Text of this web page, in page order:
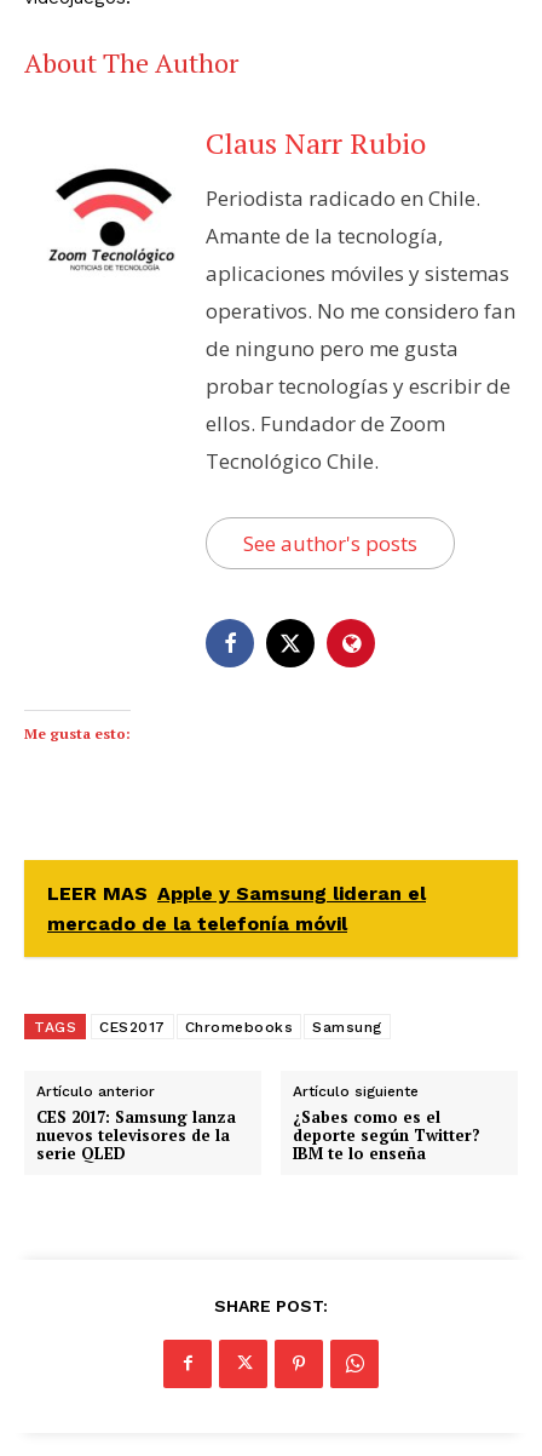
About The Author
Claus Narr Rubio
Periodista radicado en Chile.
Amante de la tecnología,
aplicaciones móviles y sistemas
operativos. No me considero fan
de ninguno pero me gusta
probar tecnologías y escribir de
ellos. Fundador de Zoom
Tecnológico Chile.
See author's posts
Me gusta esto:
LEER MAS Apple y Samsung lideran el
mercado de la telefonía móvil
TAGS CES2017 Chromebooks Samsung
Artículo anterior
CES 2017: Samsung lanza
nuevos televisores de la
serie QLED
Artículo siguiente
¿Sabes como es el
deporte según Twitter?
IBM te lo enseña
SHARE POST: